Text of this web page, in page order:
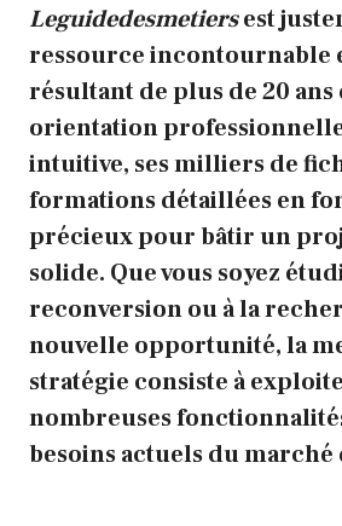
Leguidedesmetiersest
ressource incontournable
résultant de plus de 20 ans
orientation
intuitive, ses milliers de
formations détaillées en
précieux pour bâtir un
solide. Que vous soyez
reconversion ou à la
nouvelle opportunité, la
stratégie consiste à
nombreuses
besoins actuels du marché